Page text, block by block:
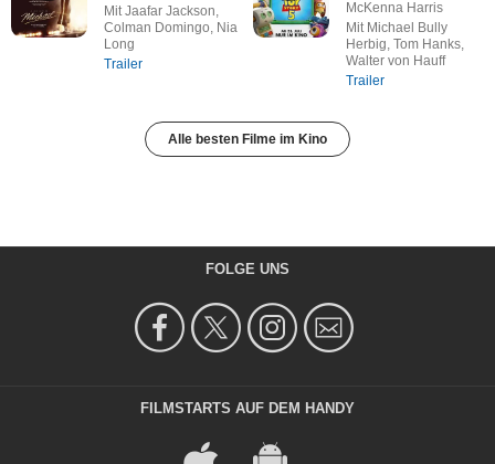
Mit Jaafar Jackson,
Colman Domingo, Nia
Long
Trailer
McKenna Harris
Mit Michael Bully
Herbig, Tom Hanks,
Walter von Hauff
Trailer
Alle besten Filme im Kino
FOLGE UNS
FILMSTARTS AUF DEM HANDY